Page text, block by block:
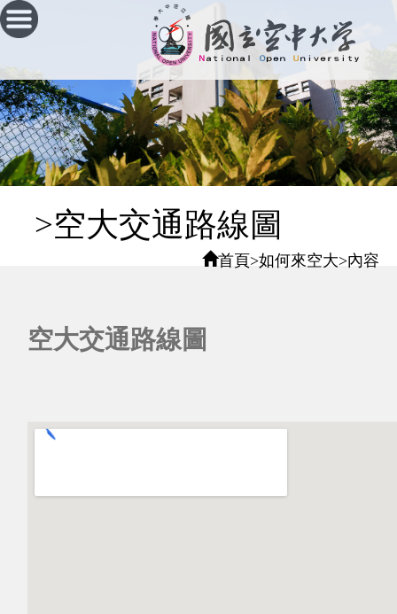
跳
到
要
內
容
區
塊
>空大交通路線圖
首頁>如何來空大>內容
空大交通路線圖